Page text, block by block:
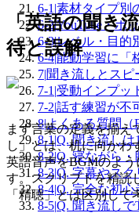
6-1 |素材タイプ別
6-2|YouTube・ポ
6-3|レベル・目的
6-4|能動学習に「
7|聞き流しとスピ
7-1 |受動インプッ
7-2|話す練習が不
8|よくある質問（
8-1|Q. 聞き流しは
8-2|Q. 寝ながら
8-3|Q. 字幕やス
8-4|Q. 完全な初心
8-5|Q. 聞き流しで
「英語の聞き
待と誤解
まず言葉の定義を揃え
し」とは、机に向かわ
英語音声をBGMのよう
す。スクリプトを精読
「精聴」とは区別して